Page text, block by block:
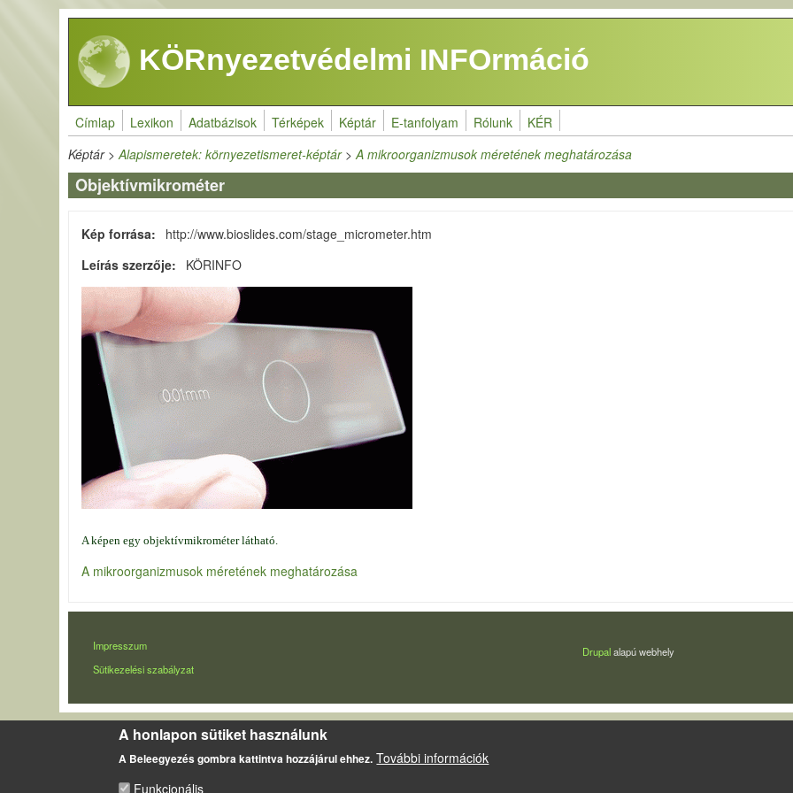
Ugrás a tartalomra
KÖRnyezetvédelmi INFOrmáció
Címlap Lexikon Adatbázisok Térképek Képtár E-tanfolyam Rólunk KÉR
Képtár>Alapismeretek: környezetismeret-képtár>A mikroorganizmusok méretének meghatározása
Objektívmikrométer
Kép forrása
http://www.bioslides.com/stage_micrometer.htm
Leírás szerzője
KÖRINFO
A képen egy objektívmikrométer látható.
A mikroorganizmusok méretének meghatározása
LÁBLÉC
Impresszum
Sütikezelési szabályzat
Drupalalapú webhely
A honlapon sütiket használunk
A Beleegyezés gombra kattintva hozzájárul ehhez. További információk
Funkcionális